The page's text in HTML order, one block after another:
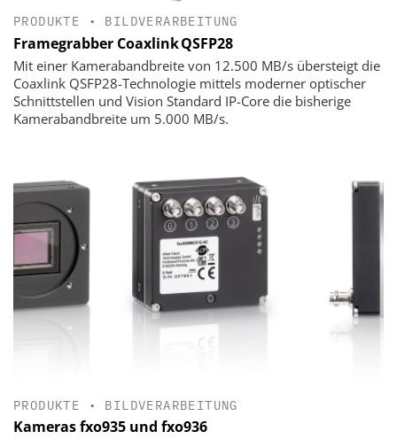
PRODUKTE • BILDVERARBEITUNG
Framegrabber Coaxlink QSFP28
Mit einer Kamerabandbreite von 12.500 MB/s übersteigt die
Coaxlink QSFP28-Technologie mittels moderner optischer
Schnittstellen und Vision Standard IP-Core die bisherige
Kamerabandbreite um 5.000 MB/s.
PRODUKTE • BILDVERARBEITUNG
Kameras fxo935 und fxo936